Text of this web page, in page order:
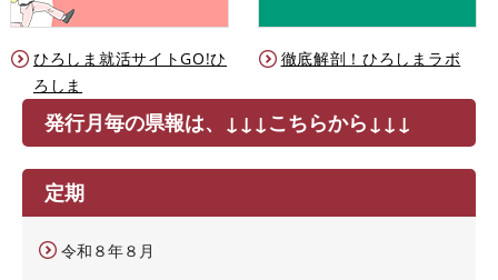
ひろしま就活サイトGO!ひ
ろしま
徹底解剖！ひろしまラボ
発行月毎の県報は、↓↓↓こちらから↓↓↓
定期
令和８年８月